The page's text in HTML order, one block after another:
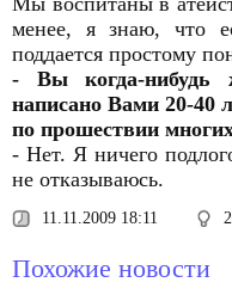
менее, я знаю, что
поддается простому
- Вы когда-
написано Вами 20-40
по прошествии
- Нет. Я ничего
не отказываюсь.
11.11.2009 18:11
Похожие новости